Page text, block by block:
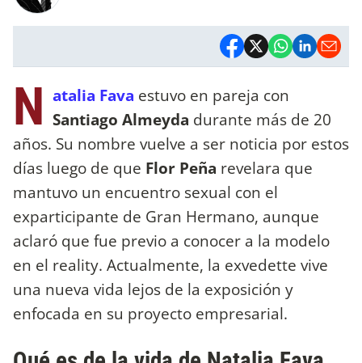
N atalia Fava estuvo en pareja con
Santiago Almeyda durante más de 20
años. Su nombre vuelve a ser noticia por estos
días luego de que Flor Peña revelara que
mantuvo un encuentro sexual con el
exparticipante de Gran Hermano, aunque
aclaró que fue previo a conocer a la modelo
en el reality. Actualmente, la exvedette vive
una nueva vida lejos de la exposición y
enfocada en su proyecto empresarial.